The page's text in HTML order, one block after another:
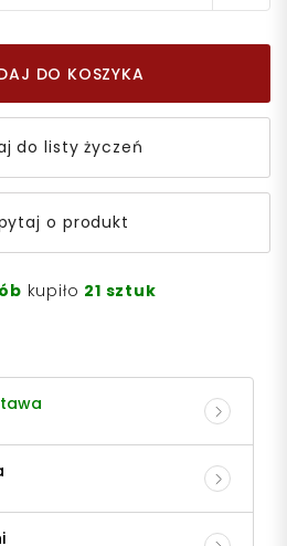
DO KOSZYKA
do listy życzeń
o produkt
kupiło 21 sztuk